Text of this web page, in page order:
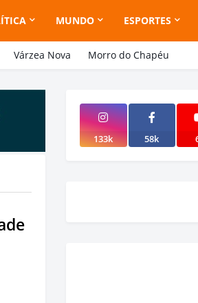
MUNDO ESPORTES
Várzea Nova Morro do Chapéu
133k 58k